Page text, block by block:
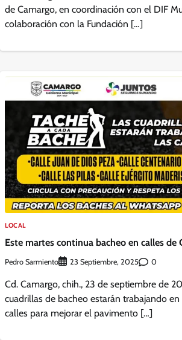
de Camargo, en coordinación con el DIF
colaboración con la Fundación […]
LOCAL
Este martes continua bacheo en calles de
Pedro Sarmiento 23 Septiembre, 2025 0
Cd. Camargo, chih., 23 de septiembre de
cuadrillas de bacheo estarán trabajando
calles para mejorar el pavimento […]